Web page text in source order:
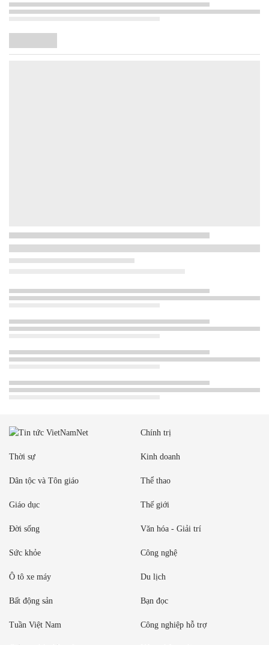
Chính trị
Thời sự Kinh doanh
Dân tộc và Tôn giáo Thể thao
Giáo dục Thế giới
Đời sống Văn hóa - Giải trí
Sức khỏe Công nghệ
Ô tô xe máy Du lịch
Bất động sản Bạn đọc
Tuần Việt Nam Công nghiệp hỗ trợ